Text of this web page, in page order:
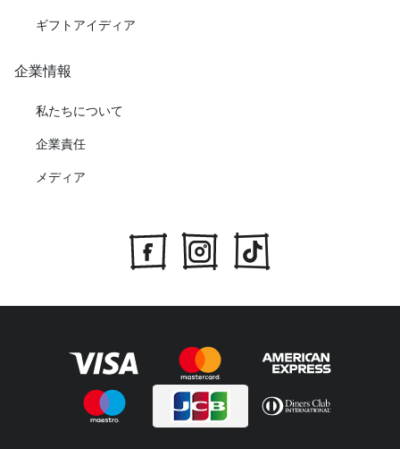
ギフトアイディア
企業情報
私たちについて
企業責任
メディア